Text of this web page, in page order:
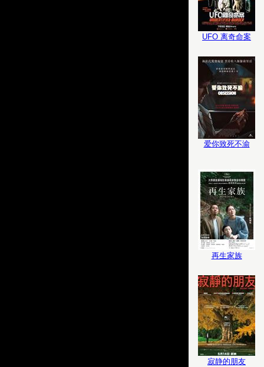
UFO 离奇命案
爱你致死不渝
再生家族
寂静的朋友